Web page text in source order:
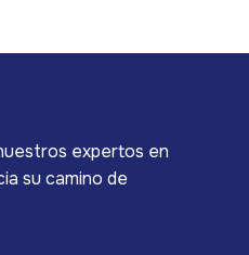
expertos en
su camino de